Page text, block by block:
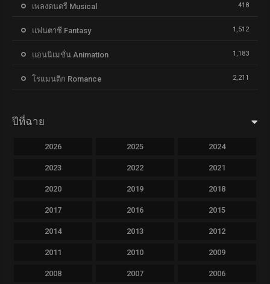
เพลงดนตรี Musical 418
แฟนตาซี Fantasy 1,512
แอนนิเมชั่น Animation 1,183
โรแมนติก Romance 2,211
ปีที่ฉาย
2026 2025 2024
2023 2022 2021
2020 2019 2018
2017 2016 2015
2014 2013 2012
2011 2010 2009
2008 2007 2006